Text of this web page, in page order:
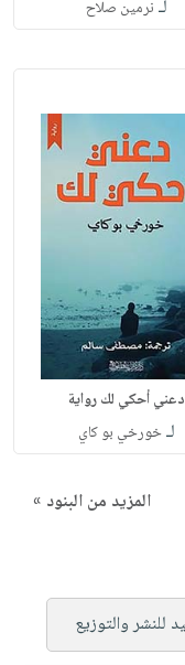
لـ نرمين صلاح
دعني أحكي لك رواية
لـخورخي بو كاي
المزيد من البنود »
للنشر والتوزيع